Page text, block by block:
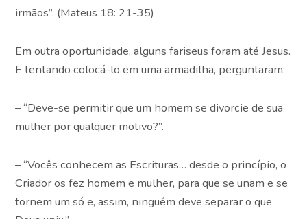
irmãos”. (Mateus 18: 21-35)
Em outra oportunidade, alguns fariseus foram até Jesus.
E tentando colocá-lo em uma armadilha, perguntaram:
– “Deve-se permitir que um homem se divorcie de sua
mulher por qualquer motivo?”.
– “Vocês conhecem as Escrituras… desde o princípio, o
Criador os fez homem e mulher, para que se unam e se
tornem um só e, assim, ninguém deve separar o que